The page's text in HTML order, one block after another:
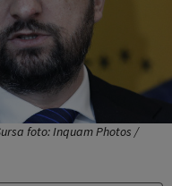
foto: Inquam Photos /